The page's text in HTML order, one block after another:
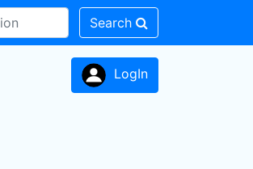
Search
LogIn